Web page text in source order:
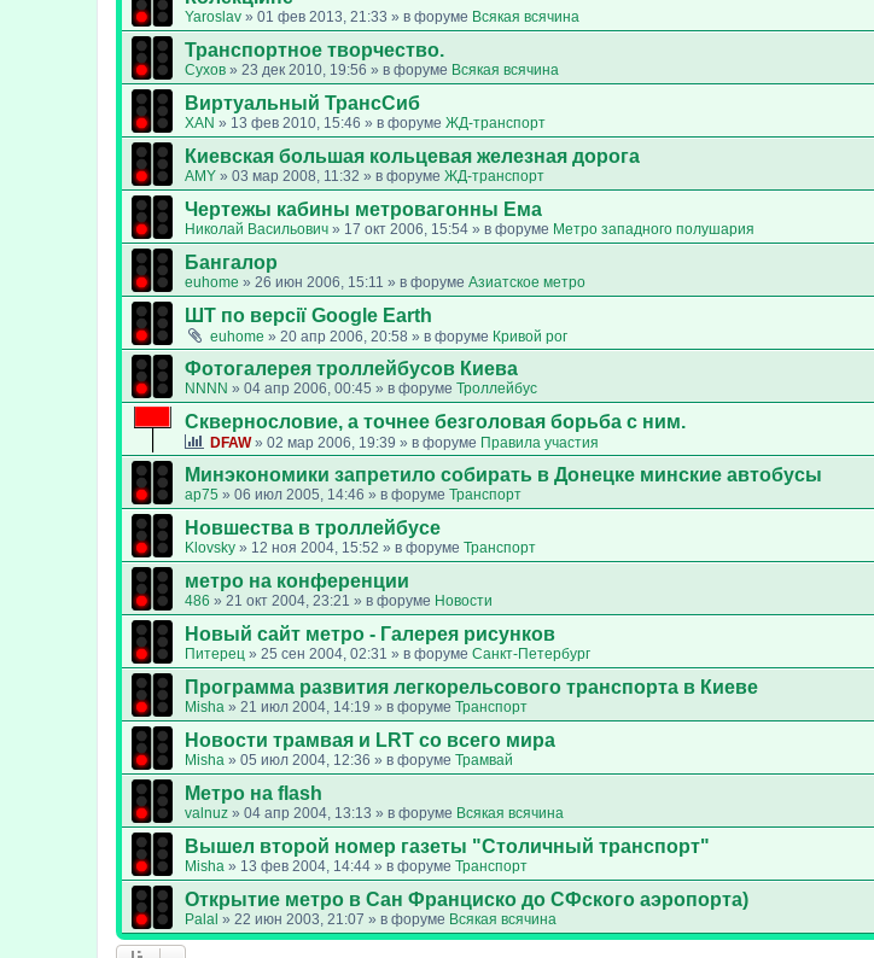
Yaroslav » 01 фев 2013, 21:33 » в форуме Всякая всячина
Транспортное творчество.
Сухов » 23 дек 2010, 19:56 » в форуме Всякая всячина
Виртуальный ТрансСиб
XAN » 13 фев 2010, 15:46 » в форуме ЖД-транспорт
Киевская большая кольцевая железная дорога
AMY » 03 мар 2008, 11:32 » в форуме ЖД-транспорт
Чертежы кабины метровагонны Ема
Николай Васильович » 17 окт 2006, 15:54 » в форуме Метро западного полушария
Бангалор
euhome » 26 июн 2006, 15:11 » в форуме Азиатское метро
ШТ по версії Google Earth
euhome » 20 апр 2006, 20:58 » в форуме Кривой рог
Фотогалерея троллейбусов Киева
NNNN » 04 апр 2006, 00:45 » в форуме Троллейбус
Сквернословие, а точнее безголовая борьба с ним.
DFAW» 02 мар 2006, 19:39 » в форуме Правила участия
Минэкономики запретило собирать в Донецке минские автобусы
ap75 » 06 июл 2005, 14:46 » в форуме Транспорт
Новшества в троллейбусе
Klovsky » 12 ноя 2004, 15:52 » в форуме Транспорт
метро на конференции
486 » 21 окт 2004, 23:21 » в форуме Новости
Новый сайт метро - Галерея рисунков
Питерец » 25 сен 2004, 02:31 » в форуме Санкт-Петербург
Программа развития легкорельсового транспорта в Киеве
Misha » 21 июл 2004, 14:19 » в форуме Транспорт
Новости трамвая и LRT со всего мира
Misha » 05 июл 2004, 12:36 » в форуме Трамвай
Метро на flash
valnuz » 04 апр 2004, 13:13 » в форуме Всякая всячина
Вышел второй номер газеты "Столичный транспорт"
Misha » 13 фев 2004, 14:44 » в форуме Транспорт
Открытие метро в Сан Франциско до СФского аэропорта)
Palal » 22 июн 2003, 21:07 » в форуме Всякая всячина